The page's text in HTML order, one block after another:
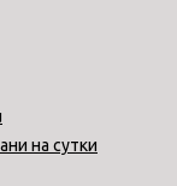
на сутки